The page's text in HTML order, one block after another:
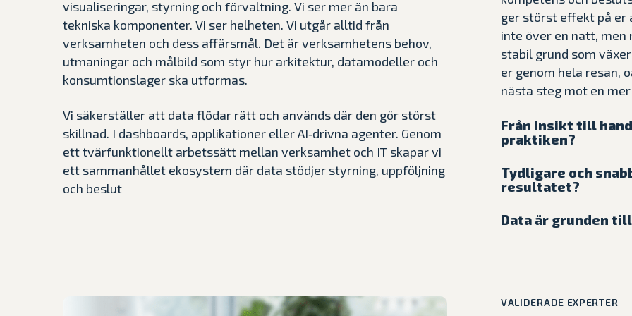
visualiseringar, styrning och förvaltning. Vi ser mer än bara
tekniska komponenter. Vi ser helheten. Vi utgår alltid från
verksamheten och dess affärsmål. Det är verksamhetens behov,
utmaningar och målbild som styr hur arkitektur, datamodeller och
konsumtionslager ska utformas.
Vi säkerställer att data flödar rätt och används där den gör störst
skillnad. I dashboards, applikationer eller AI‑drivna agenter. Genom
ett tvärfunktionellt arbetssätt mellan verksamhet och IT skapar vi
ett sammanhållet ekosystem där data stödjer styrning, uppföljning
och beslut
ger störst effekt på er
inte över en natt,
stabil grund som
er genom hela resan,
nästa steg mot en
Från insikt till
praktiken?
när insikterna leder till
arbetssätt och
rätt människor,
verktyg som alla äger.
Tydligare och
resultatet?
beslut som kommer
Data är grunden
VALIDERADE EXPERTER